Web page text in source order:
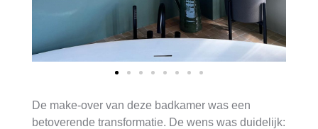
De make-over van deze badkamer was een
betoverende transformatie. De wens was duidelijk: